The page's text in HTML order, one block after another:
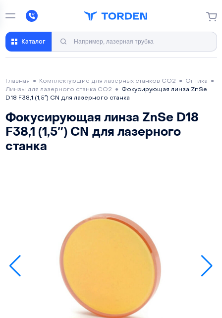
Каталог
Главная ● Комплектующие для лазерных станков CO2 ● Оптика ●
Линзы для лазерного станка CO2 ●
Фокусирующая линза ZnSe
D18 F38,1 (1,5″) CN для лазерного станка
Фокусирующая линза ZnSe D18
F38,1 (1,5″) CN для лазерного
станка